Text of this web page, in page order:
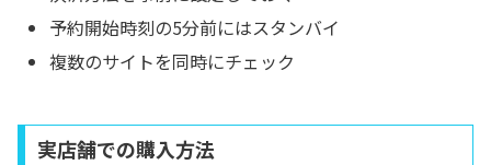
予約開始時刻の5分前にはスタンバイ
複数のサイトを同時にチェック
実店舗での購入方法